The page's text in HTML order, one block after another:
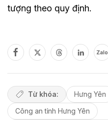
tượng theo quy định.
Zalo
Từ khóa: Hưng Yên
Công an tỉnh Hưng Yên